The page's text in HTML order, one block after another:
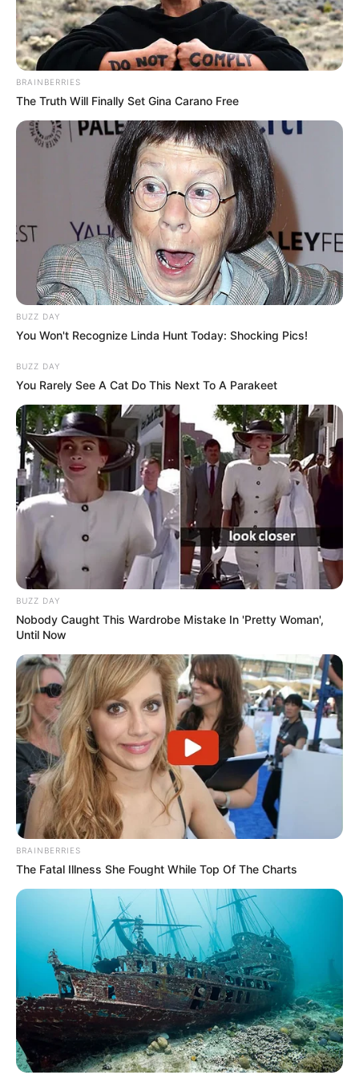
PRONOSTIC QUINTÉ PRIX JEAN LE
GONIDEC 07-06-2025
PRONOSTIC QUINTÉ PMU et bruits d’écuries
du jour à VINCENNES dans le PRIX JEAN LE
GONIDEC ce 7 Juin 2025
PRONOSTIC QUINTÉ du jour dans la réunion n°1 sur
l’hippodrome de VINCENNES – PRIX JEAN LE GONIDEC.
Course de Trot attelé, pour un parcours de 2175 mètres.
Le Quinté du jour ce sont 14 Partants au départ de ce
Tiercé Quinté.
Facebook pour voir les Astro Gagnants des jours
Continuer la lecture
BRAINBERRIES
The Truth Will Finally Set Gina Carano Free
BUZZ DAY
You Won't Recognize Linda Hunt Today: Shocking Pics!
BUZZ DAY
You Rarely See A Cat Do This Next To A Parakeet
BUZZ DAY
Nobody Caught This Wardrobe Mistake In 'Pretty Woman',
Until Now
BRAINBERRIES
The Fatal Illness She Fought While Top Of The Charts